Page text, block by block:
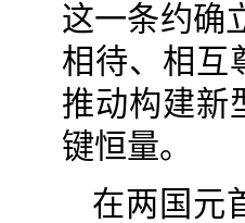
这一条约确
相待、相互
推动构建新
键恒量。
在两国元